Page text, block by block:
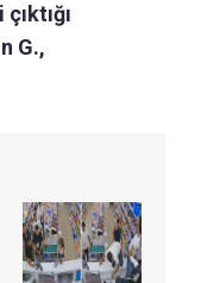
G.,